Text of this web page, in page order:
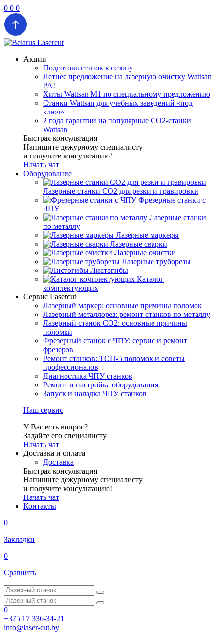
0 0 0
Акции
Подготовь станок к сезону
Летнее предложение на лазерную очистку Wattsan
PA!
Хиты Wattsan M1 по специальному предложению
Станки Wattsan для учебных заведений «под
ключ»
2 года гарантии на популярные CO2-станки
Wattsan
Быстрая консультация
Напишите дежурному специалисту
и получите консультацию!
Начать чат
Оборудование
Лазерные станки CO2 для резки и гравировки
Фрезерные станки с
ЧПУ
Лазерные станки
по металлу
Лазерные маркеры
Лазерные сварки
Лазерные очистки
Лазерные труборезы
Листогибы
Каталог
комплектующих
Сервис Lasercut
Лазерный маркер: основные причины поломок
Лазерный металлорез: ремонт станков по металлу
Лазерный станок СО2: основные причины
поломки
Фрезерный станок с ЧПУ: сервис и ремонт
фрезеров
Ремонт станков: ТОП-5 поломок и советы
профессионалов
Диагностика ЧПУ станков
Ремонт и настройка оборудования
Запуск и наладка ЧПУ станков
Наш сервис
У Вас есть вопрос?
Задайте его специалисту
Начать чат
Доставка и оплата
Доставка
Быстрая консультация
Напишите дежурному специалисту
и получите консультацию!
Начать чат
Контакты
0
Закладки
0
Сравнить
0
+375 17 336-34-21
info@laser-cut.by